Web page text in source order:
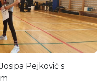
Pejković s